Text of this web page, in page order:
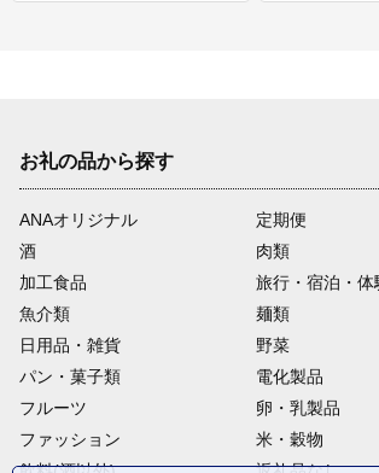
お礼の品から探す
ANAオリジナル
定期便
酒
肉類
加工食品
旅行・宿泊・体
魚介類
麺類
日用品・雑貨
野菜
パン・菓子類
電化製品
フルーツ
卵・乳製品
ファッション
米・穀物